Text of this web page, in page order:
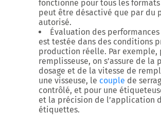
fonctionne pour tous les formats
peut être désactivé que par du
autorisé.
Évaluation des performances
est testée dans des conditions
production réelle. Par exemple,
remplisseuse, on s’assure de la
dosage et de la vitesse de
une visseuse, le couple de
contrôlé, et pour une
et la précision de l’application
étiquettes.